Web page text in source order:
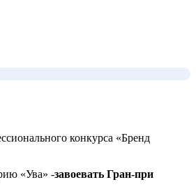
конкурса «Бренд
«Ува» -завоевать Гран-при